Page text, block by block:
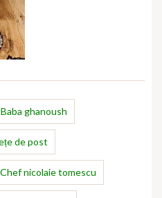
Baba ghanoush
de post
Chef nicolaie tomescu